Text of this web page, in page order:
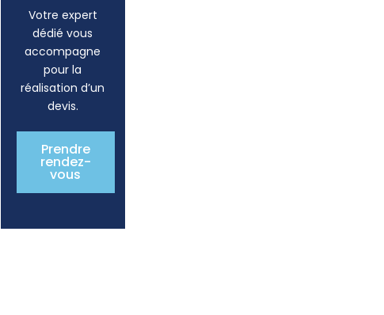
Votre expert
dédié vous
accompagne
pour la
réalisation d’un
devis.
Prendre
rendez-
vous